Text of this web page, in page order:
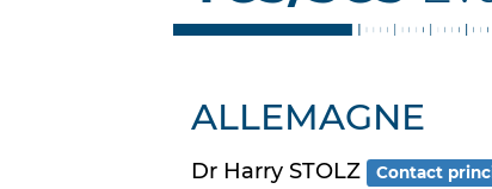
ALLEMAGNE
Dr Harry STOLZ Contact